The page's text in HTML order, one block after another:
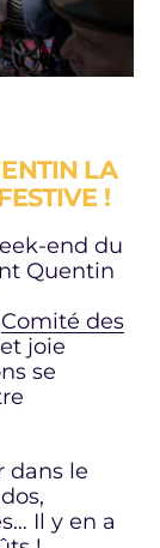
LA
!
end du
Quentin
Comité des
joie
se
dans le
Il y en a